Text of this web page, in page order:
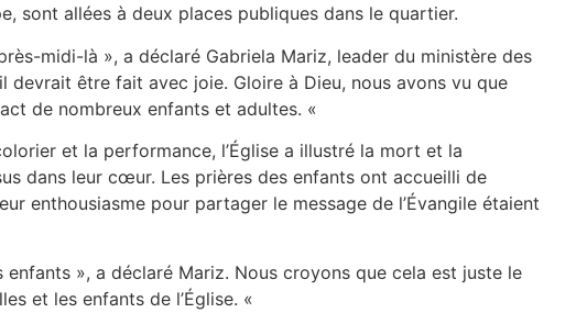
sont allées à deux places publiques dans le quartier.
midi-là », a déclaré Gabriela Mariz, leader du ministère des
devrait être fait avec joie. Gloire à Dieu, nous avons vu que
de nombreux enfants et adultes. «
et la performance, l’Église a illustré la mort et la
dans leur cœur. Les prières des enfants ont accueilli de
enthousiasme pour partager le message de l’Évangile étaient
», a déclaré Mariz. Nous croyons que cela est juste le
et les enfants de l’Église. «